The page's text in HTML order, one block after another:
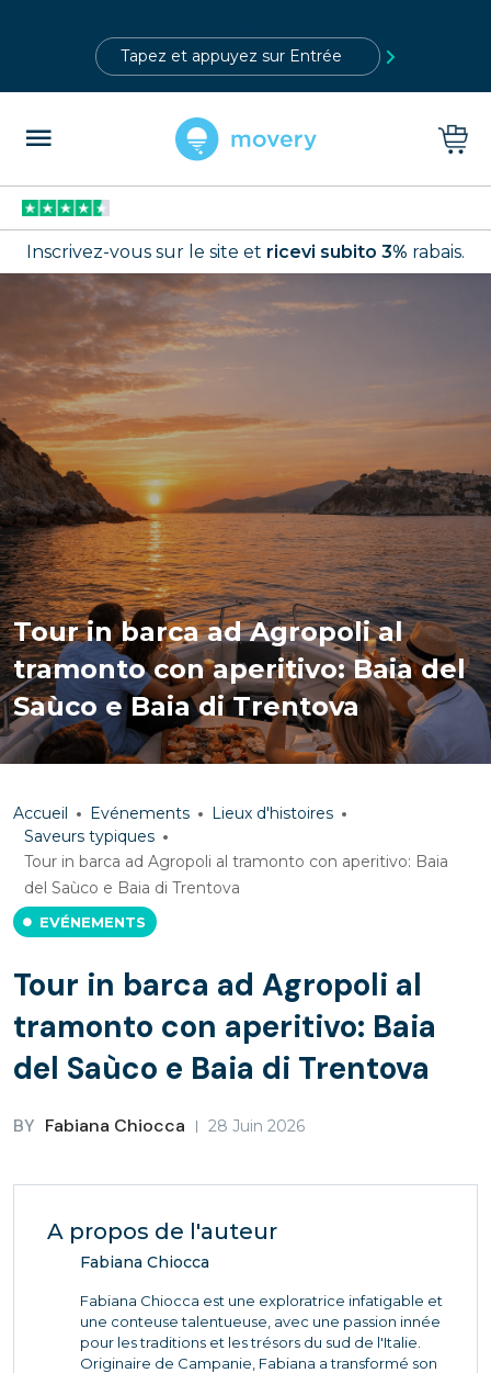
Inscrivez-vous sur le site et ricevi subito 3% rabais.
Tour in barca ad Agropoli al
tramonto con aperitivo: Baia del
Saùco e Baia di Trentova
Accueil Evénements
Lieux d'histoires
Saveurs typiques
Tour in barca ad Agropoli al tramonto con aperitivo: Baia
del Saùco e Baia di Trentova
EVÉNEMENTS
Tour in barca ad Agropoli al
tramonto con aperitivo: Baia
del Saùco e Baia di Trentova
BY Fabiana Chiocca 28 Juin 2026
A propos de l'auteur
Fabiana Chiocca
Fabiana Chiocca est une exploratrice infatigable et
une conteuse talentueuse, avec une passion innée
pour les traditions et les trésors du sud de l'Italie.
Originaire de Campanie, Fabiana a transformé son